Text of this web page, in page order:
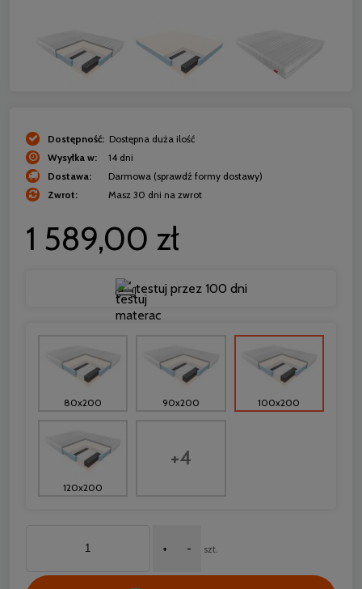
Dostępność: Dostępna duża ilość
Wysyłka w:
14 dni
Dostawa:
Darmowa (sprawdź formy dostawy)
Zwrot:
Masz 30 dni na zwrot
1 589,00 zł
testuj przez 100 dni
80x200 90x200 100x200
120x200
+4
+ - szt.